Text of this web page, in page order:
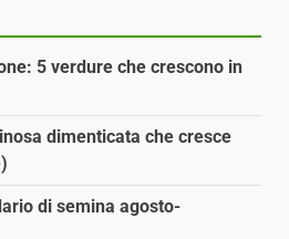
5 verdure che crescono in
dimenticata che cresce
di semina agosto-